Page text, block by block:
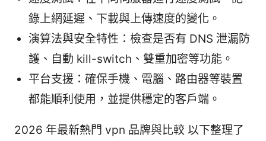
錄上網延遲、下載與上傳速度的變化。
演算法與安全特性：檢查是否有 DNS 泄漏防
護、自動 kill-switch、雙重加密等功能。
平台支援：確保手機、電腦、路由器等裝置
都能順利使用，並提供穩定的客戶端。
2026 年最新熱門 vpn 品牌與比較 以下整理了